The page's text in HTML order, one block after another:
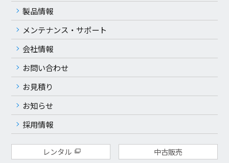
製品情報
メンテナンス・サポート
会社情報
お問い合わせ
お見積り
お知らせ
採用情報
レンタル 中古販売